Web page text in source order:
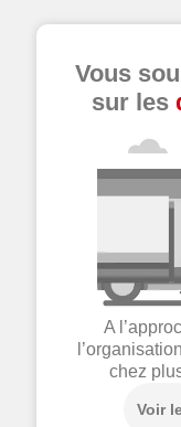
Vous
sur les
A
chez
Voir